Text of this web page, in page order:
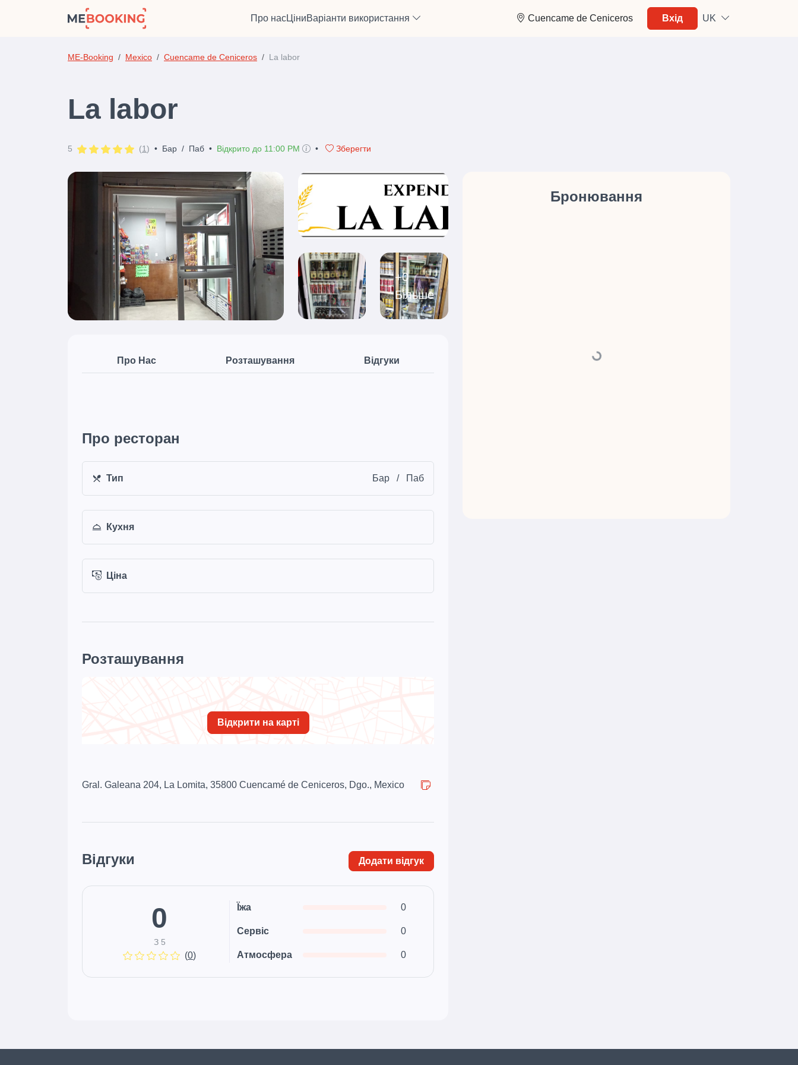
Про насЦіниВаріанти використання Cuencame de Ceniceros Вхід UK
ME-Booking Mexico Cuencame de Ceniceros La labor
La labor
5 (1) • Бар / Паб • Відкрито до 11:00 PM • Зберегти
+0
Більше
Про Нас Розташування Відгуки
Про ресторан
Тип Бар / Паб
Кухня
Ціна
Розташування
Відкрити на карті
Gral. Galeana 204, La Lomita, 35800 Cuencamé de Ceniceros, Dgo., Mexico
Відгуки Додати відгук
0
З 5
(0)
Їжа
Сервіс
Атмосфера
0
0
0
Бронювання